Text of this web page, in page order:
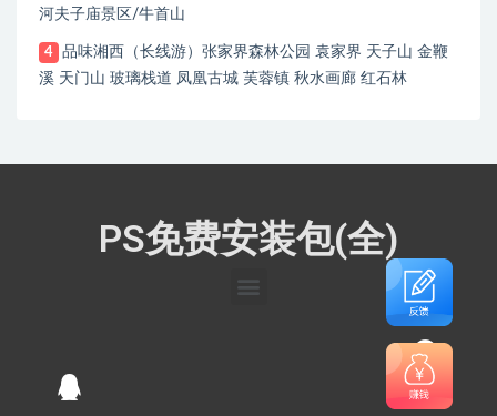
河夫子庙景区/牛首山
4
品味湘西（长线游）张家界森林公园 袁家界 天子山 金鞭
溪 天门山 玻璃栈道 凤凰古城 芙蓉镇 秋水画廊 红石林
PS免费安装包(全)